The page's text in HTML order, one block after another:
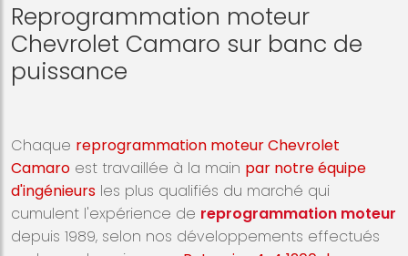
Reprogrammation moteur
Chevrolet Camaro sur banc de
puissance
Chaque reprogrammation moteur Chevrolet
Camaro est travaillée à la main par notre équipe
d'ingénieurs les plus qualifiés du marché qui
cumulent l'expérience de reprogrammation moteur
depuis 1989, selon nos développements effectués